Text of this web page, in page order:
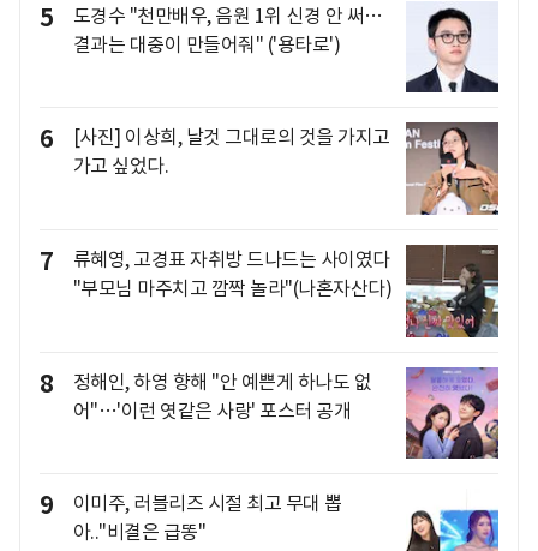
5
도경수 "천만배우, 음원 1위 신경 안 써…
결과는 대중이 만들어줘" ('용타로')
6
[사진] 이상희, 날것 그대로의 것을 가지고
가고 싶었다.
7
류혜영, 고경표 자취방 드나드는 사이였다
"부모님 마주치고 깜짝 놀라"(나혼자산다)
8
정해인, 하영 향해 "안 예쁜게 하나도 없
어"…'이런 엿같은 사랑' 포스터 공개
9
이미주, 러블리즈 시절 최고 무대 뽑
아.."비결은 급똥"